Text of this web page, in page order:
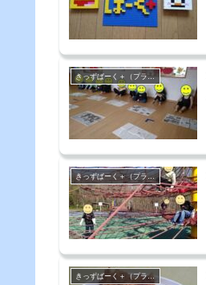
きっずぱーく＋（プラス）
きっずぱーく＋（プラス）
きっずぱーく＋（プラス）